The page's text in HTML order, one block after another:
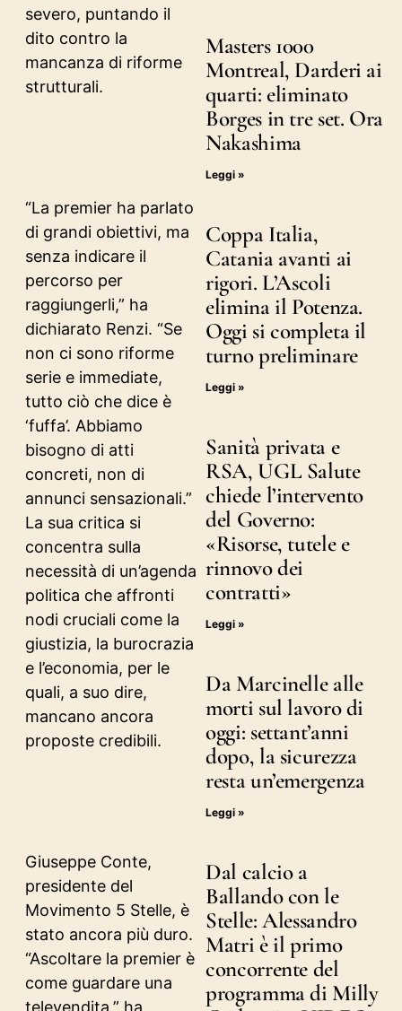
severo, puntando il
dito contro la
mancanza di riforme
strutturali.
“La premier ha parlato
di grandi obiettivi, ma
senza indicare il
percorso per
raggiungerli,” ha
dichiarato Renzi. “Se
non ci sono riforme
serie e immediate,
tutto ciò che dice è
‘fuffa’. Abbiamo
bisogno di atti
concreti, non di
annunci sensazionali.”
La sua critica si
concentra sulla
necessità di un’agenda
politica che affronti
nodi cruciali come la
giustizia, la burocrazia
e l’economia, per le
quali, a suo dire,
mancano ancora
proposte credibili.
Giuseppe Conte,
presidente del
Movimento 5 Stelle, è
stato ancora più duro.
“Ascoltare la premier è
come guardare una
televendita,” ha
Masters 1000
Montreal, Darderi ai
quarti: eliminato
Borges in tre set. Ora
Nakashima
Leggi »
Coppa Italia,
Catania avanti ai
rigori. L’Ascoli
elimina il Potenza.
Oggi si completa il
turno preliminare
Leggi »
Sanità privata e
RSA, UGL Salute
chiede l’intervento
del Governo:
«Risorse, tutele e
rinnovo dei
contratti»
Leggi »
Da Marcinelle alle
morti sul lavoro di
oggi: settant’anni
dopo, la sicurezza
resta un’emergenza
Leggi »
Dal calcio a
Ballando con le
Stelle: Alessandro
Matri è il primo
concorrente del
programma di Milly